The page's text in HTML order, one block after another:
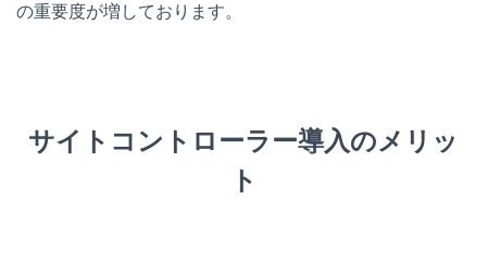
の重要度が増しております。
サイトコントローラー導入のメリッ
ト